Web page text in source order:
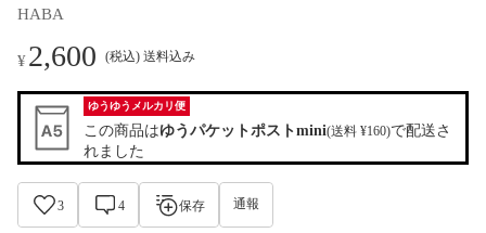
HABA
¥2,600 (税込) 送料込み
ゆうゆうメルカリ便
この商品はゆうパケットポストmini(送料 ¥160)で配送さ
れました
3 4 保存 通報